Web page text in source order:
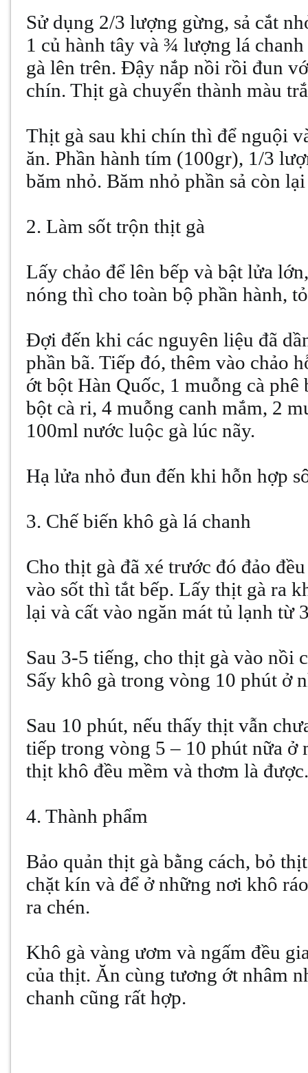
Sử dụng 2/3 lượng gừng, sả cắt
1 củ hành tây và ¾ lượng lá
gà lên trên. Đậy nắp nồi rồi đun
chín. Thịt gà chuyển thành màu
Thịt gà sau khi chín thì để nguội
ăn. Phần hành tím (100gr), 1/3
băm nhỏ. Băm nhỏ phần sả còn
2. Làm sốt trộn thịt gà
Lấy chảo để lên bếp và bật lửa
nóng thì cho toàn bộ phần hành,
Đợi đến khi các nguyên liệu đã
phần bã. Tiếp đó, thêm vào chảo
ớt bột Hàn Quốc, 1 muỗng cà
bột cà ri, 4 muỗng canh mắm, 2
100ml nước luộc gà lúc nãy.
Hạ lửa nhỏ đun đến khi hỗn hợp
3. Chế biến khô gà lá chanh
Cho thịt gà đã xé trước đó đảo
vào sốt thì tắt bếp. Lấy thịt gà ra
lại và cất vào ngăn mát tủ lạnh từ
Sau 3-5 tiếng, cho thịt gà vào nồi
Sấy khô gà trong vòng 10 phút ở
Sau 10 phút, nếu thấy thịt vẫn
tiếp trong vòng 5 – 10 phút nữa ở
thịt khô đều mềm và thơm là
4. Thành phẩm
Bảo quản thịt gà bằng cách, bỏ
chặt kín và để ở những nơi khô
ra chén.
Khô gà vàng ươm và ngấm đều
của thịt. Ăn cùng tương ớt nhâm
chanh cũng rất hợp.